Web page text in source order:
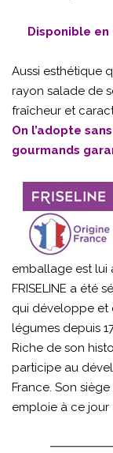
Disponible en
Aussi esthétique
rayon salade de
fraîcheur et
On l’adopte
gourmands
emballage est lui
FRISELINE a été
qui développe et
légumes depuis
Riche de son
participe au
France. Son
emploie à ce jour